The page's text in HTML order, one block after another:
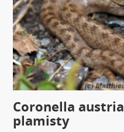
Coronella
plamisty